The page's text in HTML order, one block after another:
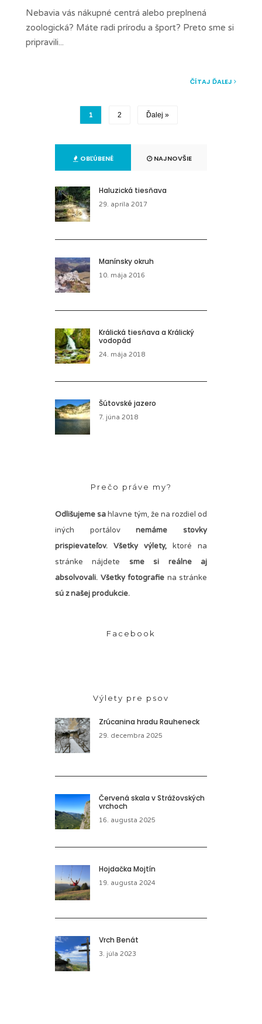
Nebavia vás nákupné centrá alebo preplnená
zoologická? Máte radi prírodu a šport? Preto sme si
pripravili...
ČÍTAJ ĎALEJ
1 2 Ďalej »
OBĽÚBENÉ NAJNOVŠIE
Haluzická tiesňava
29. apríla 2017
Manínsky okruh
10. mája 2016
Králická tiesňava a Králický
vodopád
24. mája 2018
Šútovské jazero
7. júna 2018
Prečo práve my?
Odlišujeme sahlavne tým, že na rozdiel od
iných portálovnemáme stovky
prispievateľov. Všetky výlety, ktoré na
stránke nájdete sme si reálne aj
absolvovali. Všetky fotografie na stránke
sú z našej produkcie.
Facebook
Výlety pre psov
Zrúcanina hradu Rauheneck
29. decembra 2025
Červená skala v Strážovských
vrchoch
16. augusta 2025
Hojdačka Mojtín
19. augusta 2024
Vrch Benát
3. júla 2023